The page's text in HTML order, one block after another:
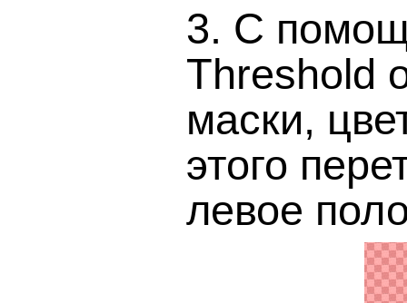
3. С
Threshold
маски,
этого
левое